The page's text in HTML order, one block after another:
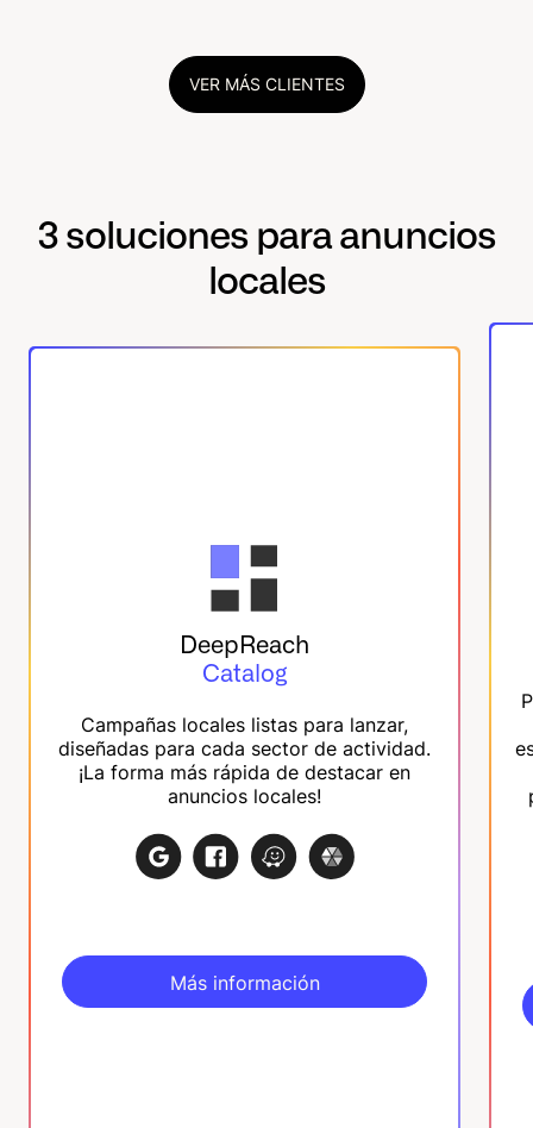
VER MÁS CLIENTES
3 soluciones para anuncios
locales
DeepReach
Catalog
Campañas locales listas para lanzar,
diseñadas para cada sector de actividad.
¡La forma más rápida de destacar en
anuncios locales!
Más información
Más información